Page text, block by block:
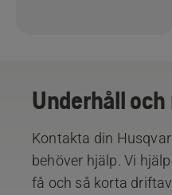
Underhåll
Kontakta din
behöver hjälp. Vi
få och så korta